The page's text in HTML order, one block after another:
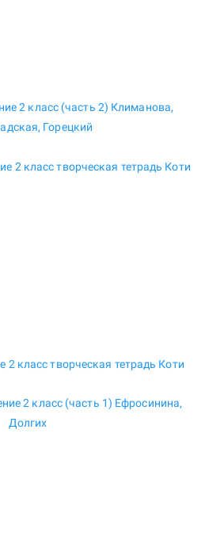
2 класс (часть 2) Климанова,
Горецкий
2 класс творческая тетрадь Коти